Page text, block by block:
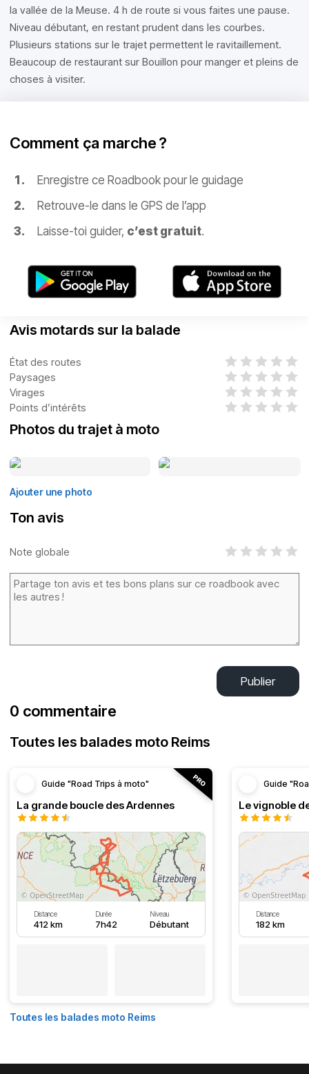
la vallée de la Meuse. 4 h de route si vous faites une pause.
Niveau débutant, en restant prudent dans les courbes.
Plusieurs stations sur le trajet permettent le ravitaillement.
Beaucoup de restaurant sur Bouillon pour manger et pleins de
choses à visiter.
Comment ça marche ?
Enregistre ce Roadbook pour le guidage
Retrouve-le dans le GPS de l’app
Laisse-toi guider, c’est gratuit.
Avis motards sur la balade
État des routes
Paysages
Virages
Points d’intérêts
Photos du trajet à moto
Ajouter une photo
Ton avis
Note globale
Publier
0 commentaire
Toutes les balades moto Reims
Guide "Road Trips à moto"
La grande boucle des Ardennes
Distance
412 km
Durée
7h42
Niveau
Débutant
Guide
Le vignoble
Distance
182 km
Toutes les balades moto Reims